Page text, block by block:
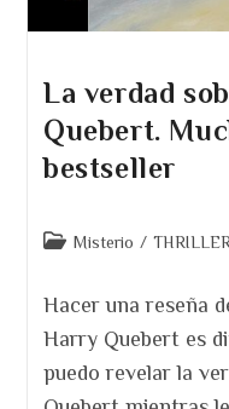
La verdad
Quebert.
bestseller
Categoría
entrada:
Misterio /
Hacer una reseña
Harry Quebert es
puedo revelar la